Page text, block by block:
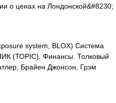
о ценах на Лондонской&#8230;
system, BLOX) Система
(ТОРIС). Финансы. Толковый
Брайен Джонсон, Грэм